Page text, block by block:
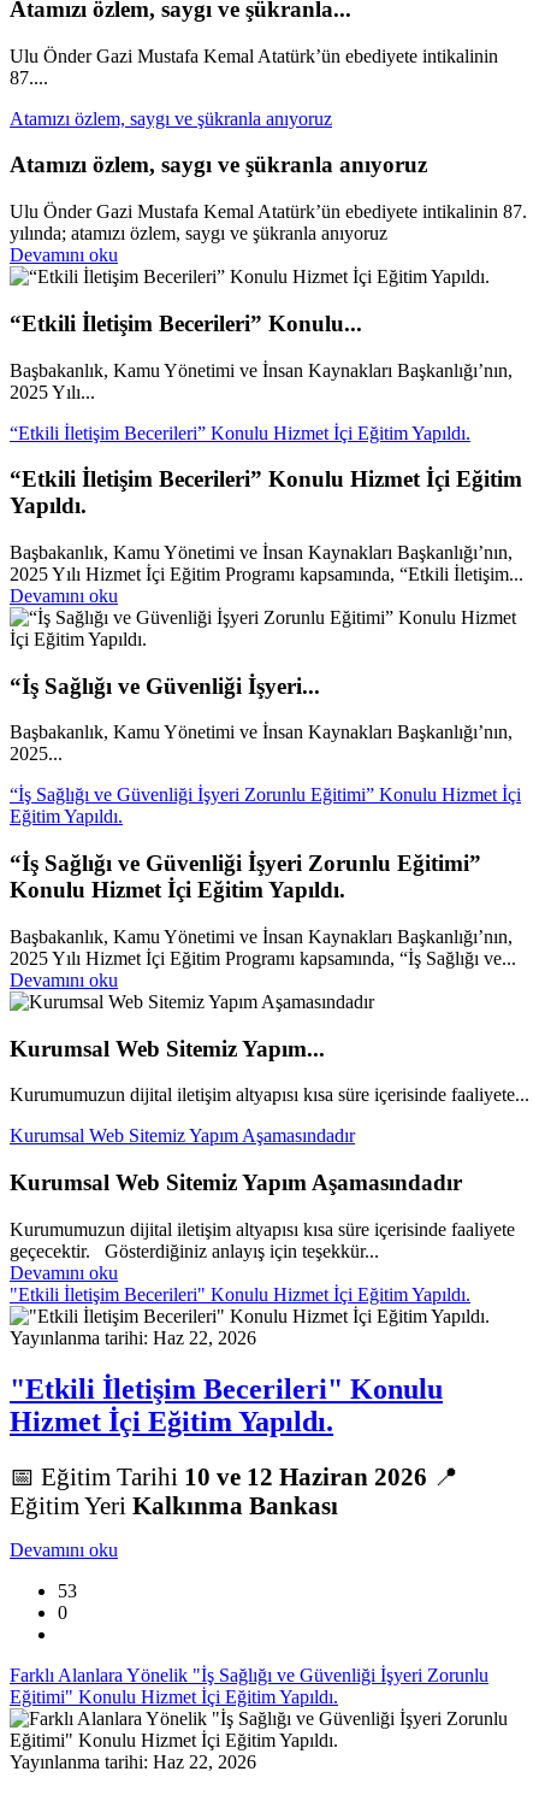
Atamızı özlem, saygı ve şükranla...
Ulu Önder Gazi Mustafa Kemal Atatürk’ün ebediyete intikalinin
87....
Atamızı özlem, saygı ve şükranla anıyoruz
Atamızı özlem, saygı ve şükranla anıyoruz
Ulu Önder Gazi Mustafa Kemal Atatürk’ün ebediyete intikalinin 87.
yılında; atamızı özlem, saygı ve şükranla anıyoruz
Devamını oku
“Etkili İletişim Becerileri” Konulu...
Başbakanlık, Kamu Yönetimi ve İnsan Kaynakları Başkanlığı’nın,
2025 Yılı...
“Etkili İletişim Becerileri” Konulu Hizmet İçi Eğitim Yapıldı.
“Etkili İletişim Becerileri” Konulu Hizmet İçi Eğitim
Yapıldı.
Başbakanlık, Kamu Yönetimi ve İnsan Kaynakları Başkanlığı’nın,
2025 Yılı Hizmet İçi Eğitim Programı kapsamında, “Etkili İletişim...
Devamını oku
“İş Sağlığı ve Güvenliği İşyeri...
Başbakanlık, Kamu Yönetimi ve İnsan Kaynakları Başkanlığı’nın,
2025...
“İş Sağlığı ve Güvenliği İşyeri Zorunlu Eğitimi” Konulu Hizmet İçi
Eğitim Yapıldı.
“İş Sağlığı ve Güvenliği İşyeri Zorunlu Eğitimi”
Konulu Hizmet İçi Eğitim Yapıldı.
Başbakanlık, Kamu Yönetimi ve İnsan Kaynakları Başkanlığı’nın,
2025 Yılı Hizmet İçi Eğitim Programı kapsamında, “İş Sağlığı ve...
Devamını oku
Kurumsal Web Sitemiz Yapım...
Kurumumuzun dijital iletişim altyapısı kısa süre içerisinde faaliyete...
Kurumsal Web Sitemiz Yapım Aşamasındadır
Kurumsal Web Sitemiz Yapım Aşamasındadır
Kurumumuzun dijital iletişim altyapısı kısa süre içerisinde faaliyete
geçecektir. Gösterdiğiniz anlayış için teşekkür...
Devamını oku
"Etkili İletişim Becerileri" Konulu Hizmet İçi Eğitim Yapıldı.
Yayınlanma tarihi: Haz 22, 2026
"Etkili İletişim Becerileri" Konulu
Hizmet İçi Eğitim Yapıldı.
📅 Eğitim Tarihi 10 ve 12 Haziran 2026 📍
Eğitim Yeri Kalkınma Bankası
Devamını oku
53
0
Farklı Alanlara Yönelik "İş Sağlığı ve Güvenliği İşyeri Zorunlu
Eğitimi" Konulu Hizmet İçi Eğitim Yapıldı.
Yayınlanma tarihi: Haz 22, 2026